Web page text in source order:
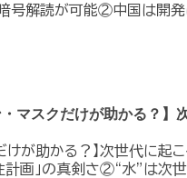
号解読が可能②中国は開
・マスクだけが助かる？】
けが助かる？】次世代に起
計画」の真剣さ②“水”は